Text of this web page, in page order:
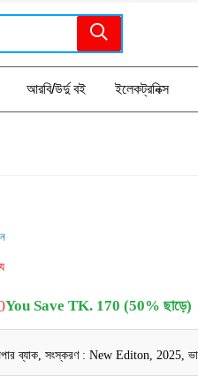
আরবি/উর্দু বই ইলেকট্রনিক্স
You Save TK. 170 (50% ছাড়ে)
ব্যাক, সংস্করণ : New Editon, 2025,